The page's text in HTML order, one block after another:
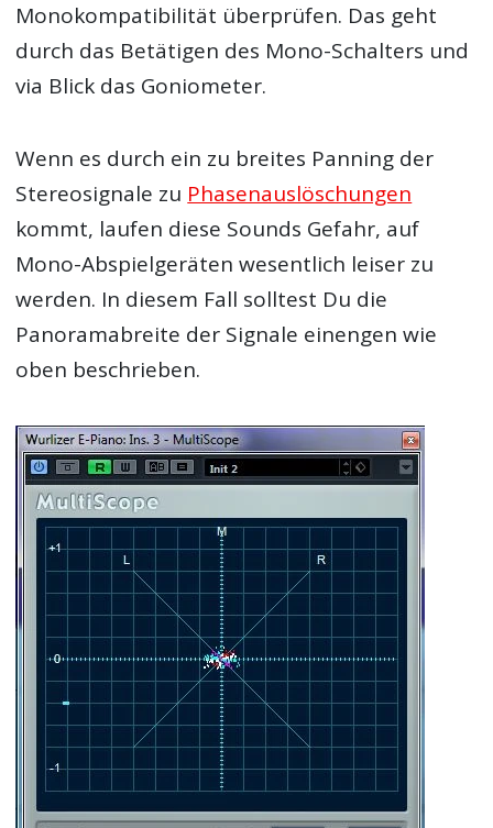
Monokompatibilität überprüfen. Das geht
durch das Betätigen des Mono-Schalters und
via Blick das Goniometer.
Wenn es durch ein zu breites Panning der
Stereosignale zu Phasenauslöschungen
kommt, laufen diese Sounds Gefahr, auf
Mono-Abspielgeräten wesentlich leiser zu
werden. In diesem Fall solltest Du die
Panoramabreite der Signale einengen wie
oben beschrieben.